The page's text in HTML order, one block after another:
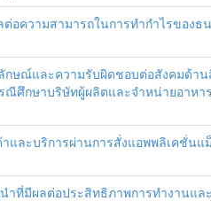
อความสามารถในการทำกำไรของธ
ษณ์และความรับผิดชอบต่อสังคมด้าน
ณีศึกษาบริษัทผู้ผลิตและจำหน่ายอาหา
และบริการผ่านการสั่งแอพพลิเคชั่นแ
ำที่มีผลต่อประสิทธิภาพการทำงานแล